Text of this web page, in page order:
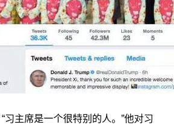
习主席是一个很特别的人。”他对习